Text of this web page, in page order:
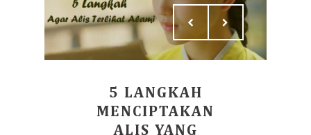
5 LANGKAH
MENCIPTAKAN
ALIS YANG